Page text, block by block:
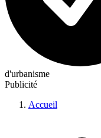
d'urbanisme
Publicité
Accueil